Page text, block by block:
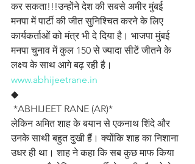
कर सकता!!!उन्होंने देश की सबसे अमीर मुंबई
मनपा में पार्टी की जीत सुनिश्चित करने के लिए
कार्यकर्ताओं को मंत्र भी दे दिया है। भाजपा मुंबई
मनपा चुनाव में कुल 150 से ज्यादा सीटें जीतने के
लक्ष्य के साथ आगे बढ़ रही है।
www.abhijeetrane.in
◆
*ABHIJEET RANE (AR)*
लेकिन अमित शाह के बयान से एकनाथ शिंदे और
उनके साथी बहुत दुखी हैं। क्योंकि शाह का निशाना
उधर ही था। शाह ने कहा कि सब कुछ माफ किया